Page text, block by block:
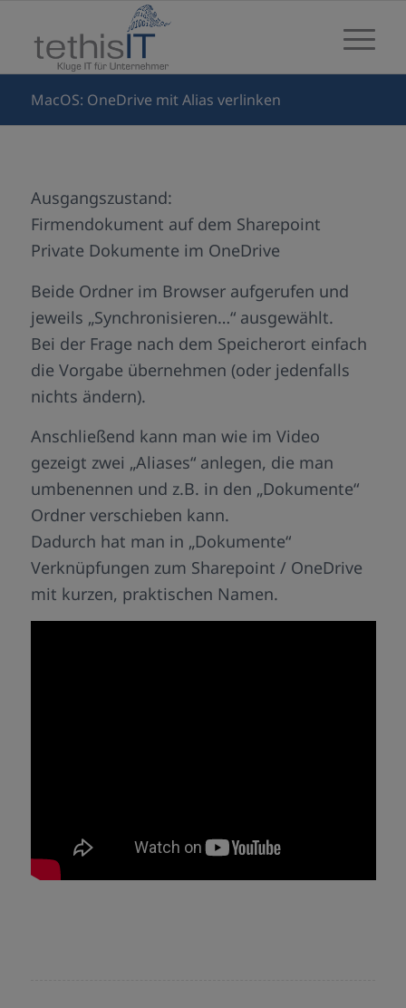
MacOS: OneDrive mit Alias verlinken
Ausgangszustand:
Firmendokument auf dem Sharepoint
Private Dokumente im OneDrive
Beide Ordner im Browser aufgerufen und
jeweils „Synchronisieren…“ ausgewählt.
Bei der Frage nach dem Speicherort einfach
die Vorgabe übernehmen (oder jedenfalls
nichts ändern).
Anschließend kann man wie im Video
gezeigt zwei „Aliases“ anlegen, die man
umbenennen und z.B. in den „Dokumente“
Ordner verschieben kann.
Dadurch hat man in „Dokumente“
Verknüpfungen zum Sharepoint / OneDrive
mit kurzen, praktischen Namen.